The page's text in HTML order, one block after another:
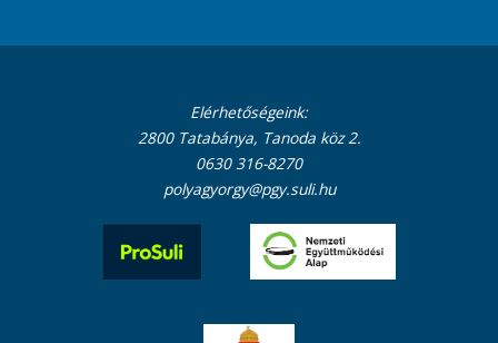
Elérhetőségeink:
2800 Tatabánya, Tanoda köz 2.
0630 316-8270
polyagyorgy@pgy.suli.hu